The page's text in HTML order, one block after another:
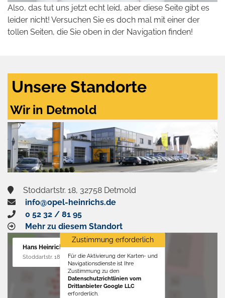
Also, das tut uns jetzt echt leid, aber diese Seite gibt es
leider nicht! Versuchen Sie es doch mal mit einer der
tollen Seiten, die Sie oben in der Navigation finden!
Unsere Standorte
Wir in Detmold
Stoddartstr. 18, 32758 Detmold
info@opel-heinrichs.de
0 52 32 / 81 95
Mehr zu diesem Standort
Hans Heinrichs GmbH
Stoddartstr. 18, 32758 Detmold
Zustimmung erforderlich
Für die Aktivierung der Karten- und
Navigationsdienste ist Ihre
Zustimmung zu den
Datenschutzrichtlinien vom
Drittanbieter Google LLC
erforderlich.